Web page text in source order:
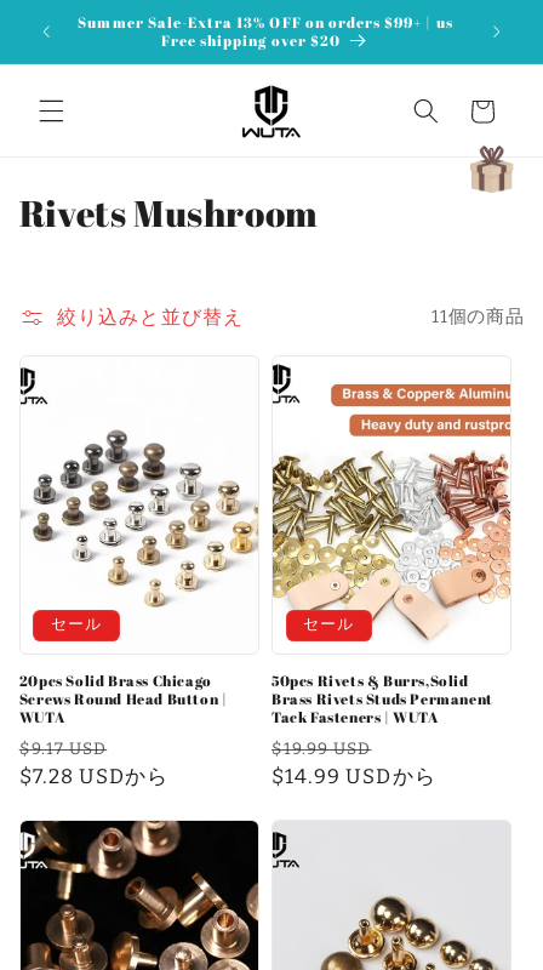
ンツにSummer Sale-Extra 13% OFF on orders $99+ | us
Free shipping over $20
ー
コ
ク
ョ
Rivets Mushroom
絞り込みと並び替え 11個の商品
セール
20pcs Solid Brass Chicago
Screws Round Head Button |
WUTA
通
常
格
$9.17 USD
ー
価
格
$7.28 USDから
セール
50pcs Rivets & Burrs,Solid
Brass Rivets Studs Permanent
Tack Fasteners | WUTA
通
常
格
$19.99 USD
ー
$14.99 USDから